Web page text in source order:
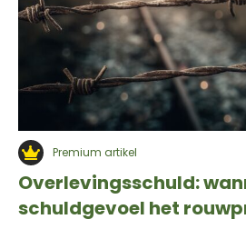
Premium artikel
Overlevingsschuld:
schuldgevoel het